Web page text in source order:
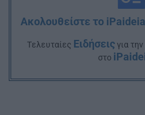
Ακολουθείστε το
Tελευταίες Ειδήσειςγια την
στο